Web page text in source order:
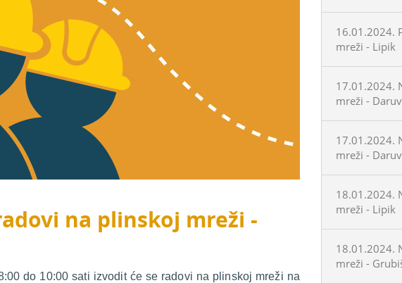
na plinskoj mreži -
do 10:00 sati izvodit će se radovi na plinskoj mreži na
16.01.2024.
mreži - Lipik
17.01.2024.
mreži -
17.01.2024.
mreži -
18.01.2024.
mreži - Lipik
18.01.2024.
mreži -